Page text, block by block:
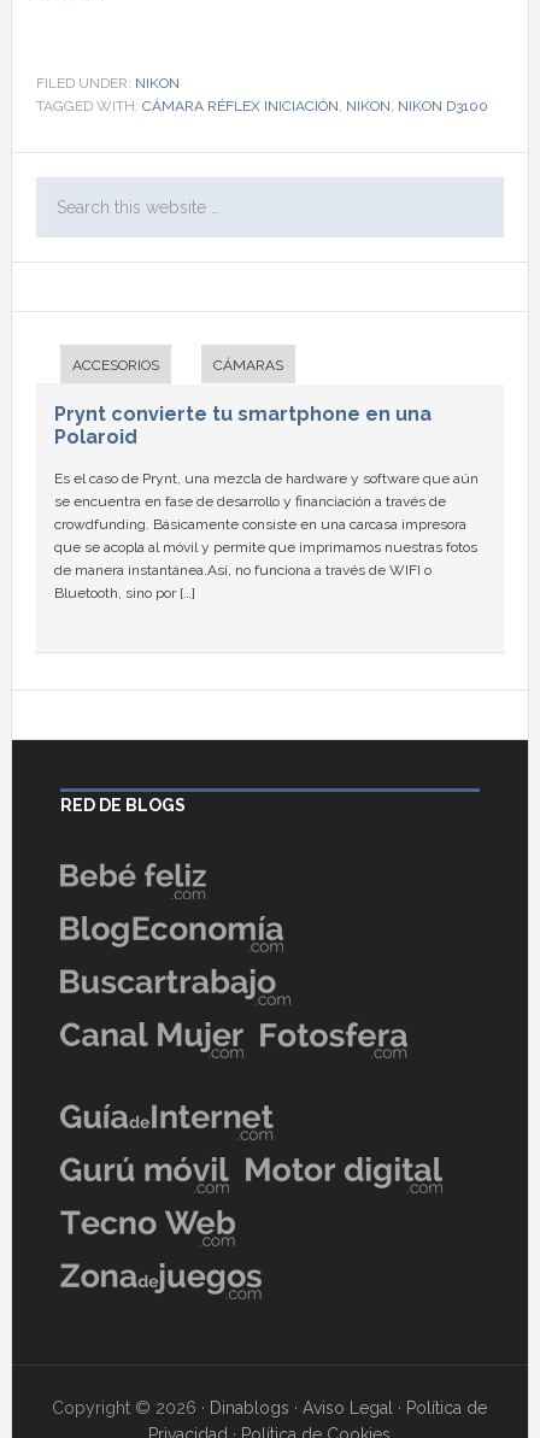
FILED UNDER: NIKON
TAGGED WITH: CÁMARA RÉFLEX INICIACIÓN, NIKON, NIKON D3100
ACCESORIOS CÁMARAS
Prynt convierte tu smartphone en una
Polaroid
Es el caso de Prynt, una mezcla de hardware y software que aún
se encuentra en fase de desarrollo y financiación a través de
crowdfunding. Básicamente consiste en una carcasa impresora
que se acopla al móvil y permite que imprimamos nuestras fotos
de manera instantánea.Así, no funciona a través de WIFI o
Bluetooth, sino por […]
RED DE BLOGS
Copyright © 2026 · Dinablogs ·Aviso Legal · Política de